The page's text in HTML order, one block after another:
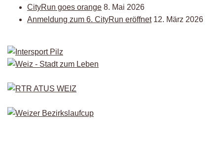
CityRun goes orange 8. Mai 2026
Anmeldung zum 6. CityRun eröffnet 12. März 2026